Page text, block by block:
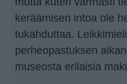
keräämisen intoa ole
tukahduttaa.
perheopastuksen
museosta erilaisia